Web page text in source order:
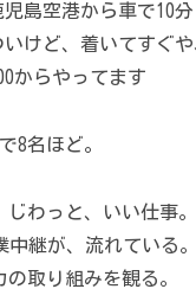
島空港から車で10
けど、着いてすぐ
からやってます
8名ほど。
わっと、いい仕事。
中継が、流れている。
取り組みを観る。